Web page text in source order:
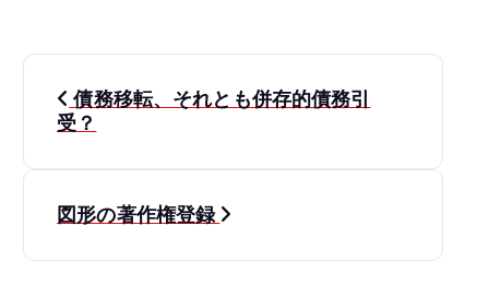
投
稿
ビ
債務移転、それとも併存的債務引
受？
図形の著作権登録